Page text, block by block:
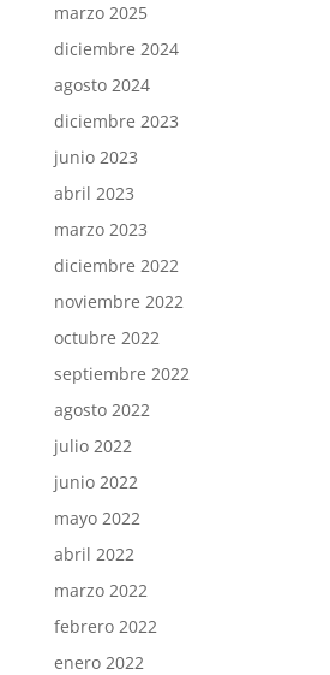
marzo 2025
diciembre 2024
agosto 2024
diciembre 2023
junio 2023
abril 2023
marzo 2023
diciembre 2022
noviembre 2022
octubre 2022
septiembre 2022
agosto 2022
julio 2022
junio 2022
mayo 2022
abril 2022
marzo 2022
febrero 2022
enero 2022